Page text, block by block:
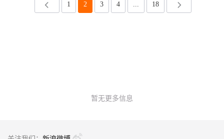
1 2 3 4 ... 18
暂无更多信息